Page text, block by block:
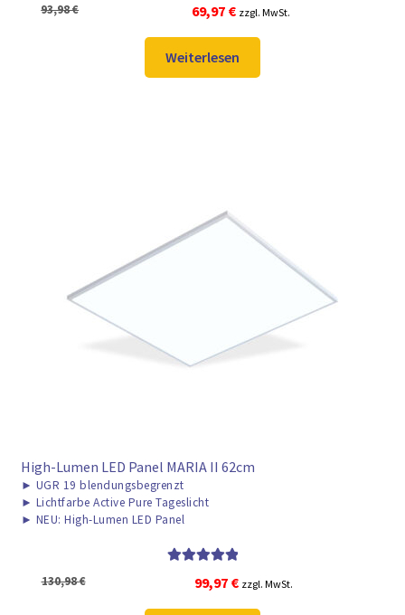
von 5
93,98€
Ursprünglicher
Preis
war:
93,98 €
69,97 €Aktueller
Preis
ist:
69,97 €.
zzgl. MwSt.
Weiterlesen
High-Lumen LED Panel MARIA II 62cm
► UGR 19 blendungsbegrenzt
► Lichtfarbe Active Pure Tageslicht
► NEU: High-Lumen LED Panel
von 5
130,98€
Ursprünglicher
Preis
99,97 €Aktueller
Preis
zzgl. MwSt.